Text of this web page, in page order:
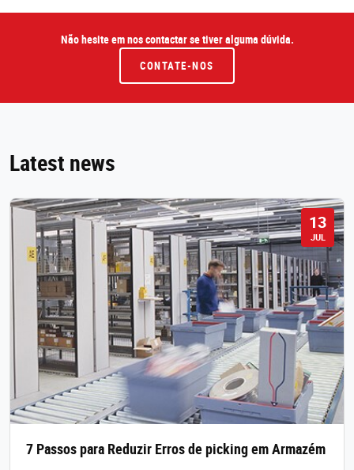
Não hesite em nos contactar se tiver alguma dúvida.
CONTATE-NOS
Latest news
13
JUL
7 Passos para Reduzir Erros de picking em Armazém